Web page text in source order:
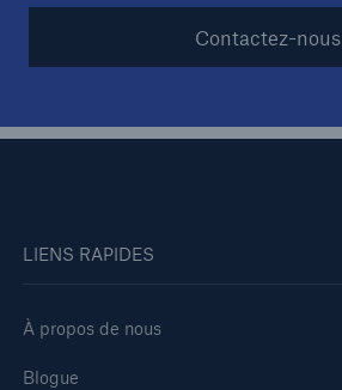
Contactez-nous
LIENS RAPIDES
À propos de nous
Blogue